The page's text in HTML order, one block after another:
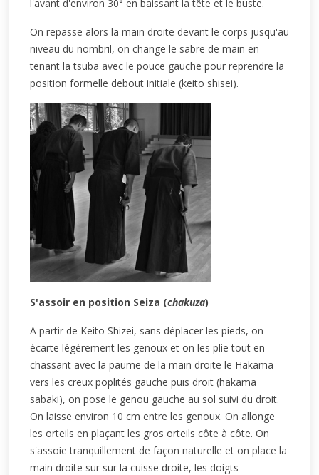
l'avant d'environ 30° en baissant la tête et le buste.
On repasse alors la main droite devant le corps jusqu'au
niveau du nombril, on change le sabre de main en
tenant la tsuba avec le pouce gauche pour reprendre la
position formelle debout initiale (keito shisei).
S'assoir en position Seiza (chakuza)
A partir de Keito Shizei, sans déplacer les pieds, on
écarte légèrement les genoux et on les plie tout en
chassant avec la paume de la main droite le Hakama
vers les creux poplités gauche puis droit (hakama
sabaki), on pose le genou gauche au sol suivi du droit.
On laisse environ 10 cm entre les genoux. On allonge
les orteils en plaçant les gros orteils côte à côte. On
s'assoie tranquillement de façon naturelle et on place la
main droite sur sur la cuisse droite, les doigts